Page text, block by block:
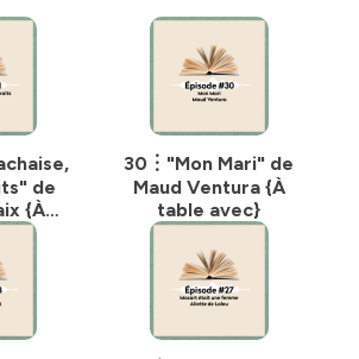
de
{À
30︙"Mon Mari" de
Maud Ventura {À
table avec}